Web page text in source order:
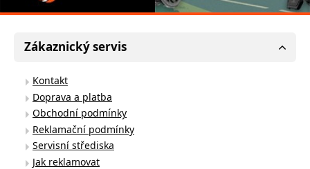
Zákaznický servis
Kontakt
Doprava a platba
Obchodní podmínky
Reklamační podmínky
Servisní střediska
Jak reklamovat